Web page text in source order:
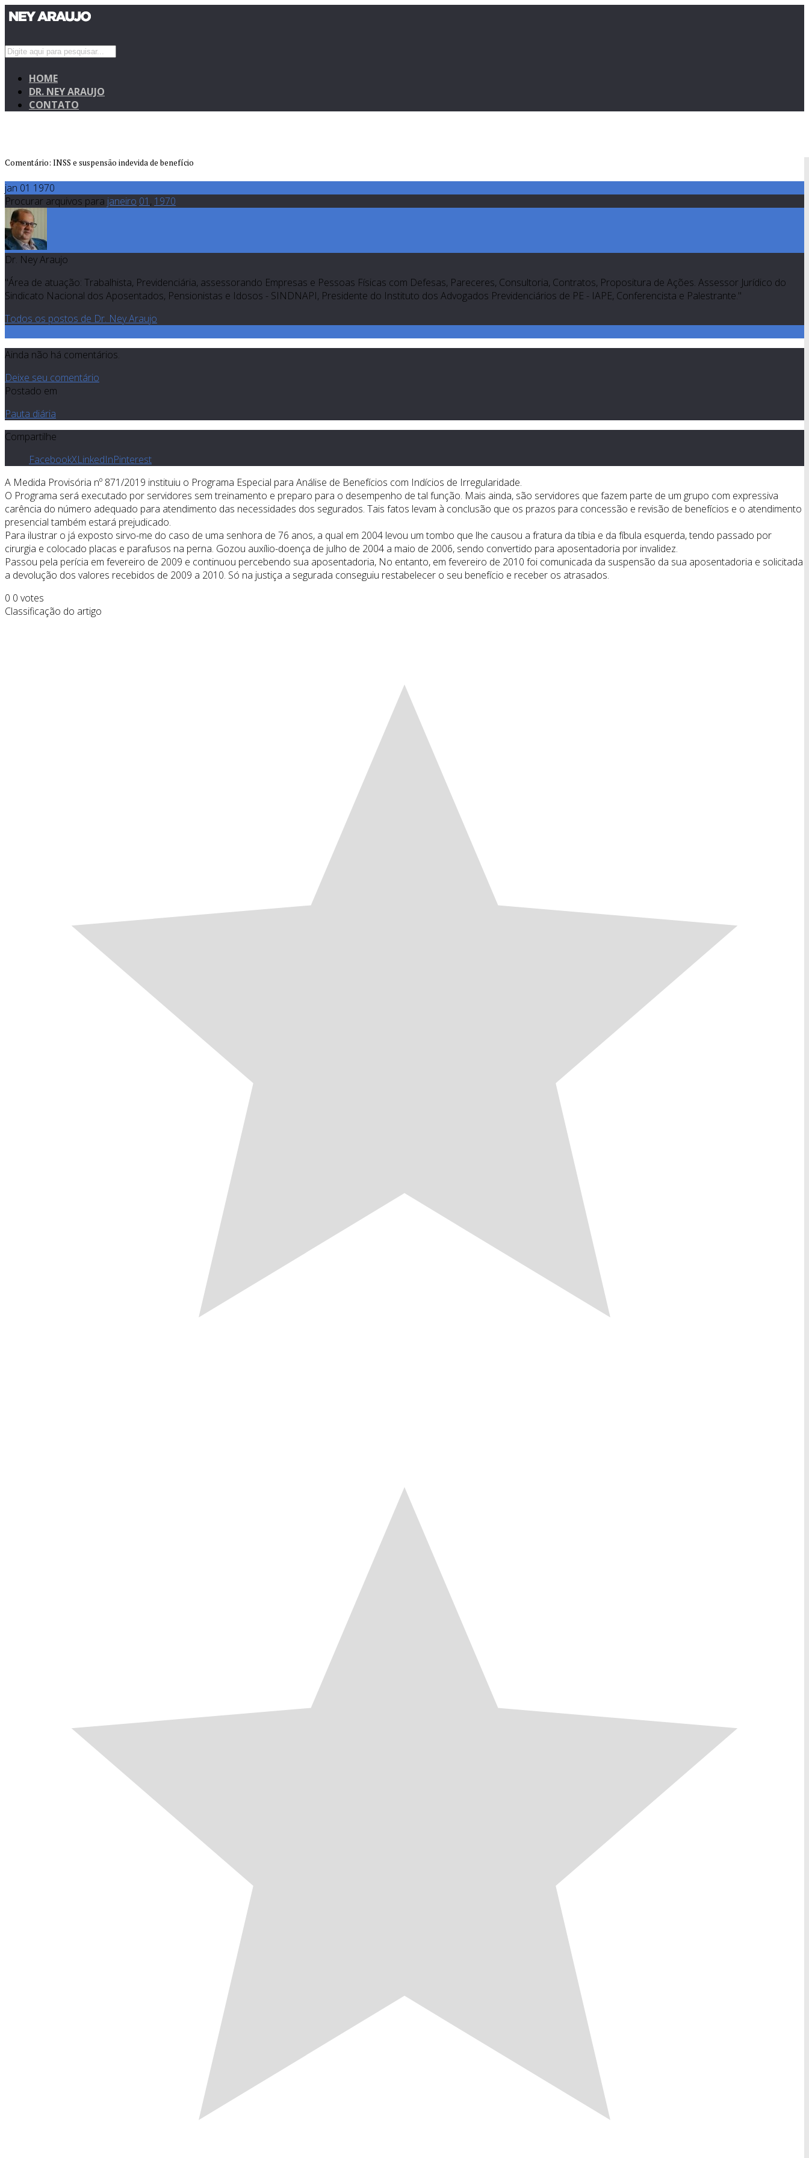
HOME
DR. NEY ARAUJO
CONTATO
Comentário: INSS e suspensão indevida de benefício
jan 01 1970
Procurar arquivos para janeiro 01 , 1970
Dr. Ney Araujo
"Área de atuação: Trabalhista, Previdenciária, assessorando Empresas e Pessoas Físicas com Defesas, Pareceres, Consultoria, Contratos, Propositura de Ações. Assessor Jurídico do
Sindicato Nacional dos Aposentados, Pensionistas e Idosos - SINDNAPI, Presidente do Instituto dos Advogados Previdenciários de PE - IAPE, Conferencista e Palestrante."
Todos os postos de Dr. Ney Araujo
Ainda não há comentários.
Deixe seu comentário
Postado em
Pauta diária
Compartilhe
FacebookXLinkedInPinterest
A Medida Provisória nº 871/2019 instituiu o Programa Especial para Análise de Benefícios com Indícios de Irregularidade.
O Programa será executado por servidores sem treinamento e preparo para o desempenho de tal função. Mais ainda, são servidores que fazem parte de um grupo com expressiva
carência do número adequado para atendimento das necessidades dos segurados. Tais fatos levam à conclusão que os prazos para concessão e revisão de benefícios e o atendimento
presencial também estará prejudicado.
Para ilustrar o já exposto sirvo-me do caso de uma senhora de 76 anos, a qual em 2004 levou um tombo que lhe causou a fratura da tíbia e da fíbula esquerda, tendo passado por
cirurgia e colocado placas e parafusos na perna. Gozou auxílio-doença de julho de 2004 a maio de 2006, sendo convertido para aposentadoria por invalidez.
Passou pela perícia em fevereiro de 2009 e continuou percebendo sua aposentadoria, No entanto, em fevereiro de 2010 foi comunicada da suspensão da sua aposentadoria e solicitada
a devolução dos valores recebidos de 2009 a 2010. Só na justiça a segurada conseguiu restabelecer o seu benefício e receber os atrasados.
0 0 votes
Classificação do artigo